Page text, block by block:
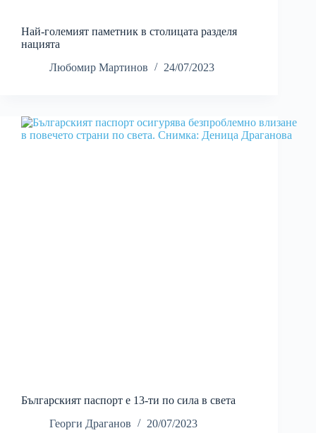
Най-големият паметник в столицата разделя
нацията
Любомир Мартинов
24/07/2023
Българският паспорт е 13-ти по сила в света
Георги Драганов
20/07/2023